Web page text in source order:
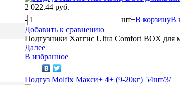
2 022.44 руб.
-
шт+В корзинуВ
Добавить к сравнению
Подгузники Хаггис Ultra Comfort BOX для
Далее
В избранное
Подгуз Molfix Макси+ 4+ (9-20кг) 54шт/3/